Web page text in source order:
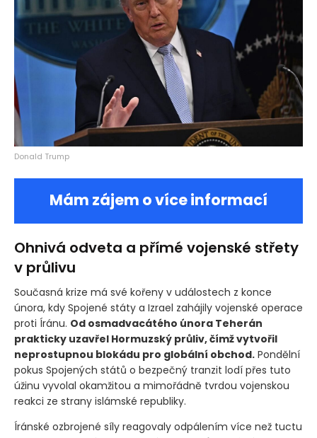
Donald Trump
Mám zájem o více informací
Ohnivá odveta a přímé vojenské střety
v průlivu
Současná krize má své kořeny v událostech z konce
února, kdy Spojené státy a Izrael zahájily vojenské operace
proti Íránu. Od osmadvacátého února Teherán
prakticky uzavřel Hormuzský průliv, čímž vytvořil
neprostupnou blokádu pro globální obchod. Pondělní
pokus Spojených států o bezpečný tranzit lodí přes tuto
úžinu vyvolal okamžitou a mimořádně tvrdou vojenskou
reakci ze strany islámské republiky.
Íránské ozbrojené síly reagovaly odpálením více než tuctu